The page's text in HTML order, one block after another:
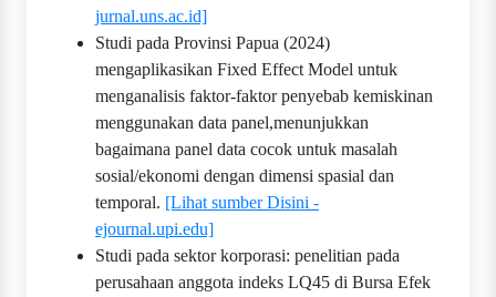
jurnal.uns.ac.id]
Studi pada Provinsi Papua (2024)
mengaplikasikan Fixed Effect Model untuk
menganalisis faktor-faktor penyebab kemiskinan
menggunakan data panel,menunjukkan
bagaimana panel data cocok untuk masalah
sosial/ekonomi dengan dimensi spasial dan
temporal. [Lihat sumber Disini -
ejournal.upi.edu]
Studi pada sektor korporasi: penelitian pada
perusahaan anggota indeks LQ45 di Bursa Efek